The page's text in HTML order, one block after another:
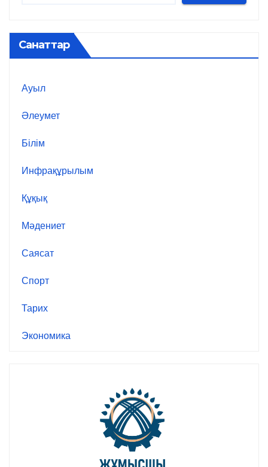
Санаттар
Ауыл
Әлеумет
Білім
Инфрақұрылым
Құқық
Мәдениет
Саясат
Спорт
Тарих
Экономика